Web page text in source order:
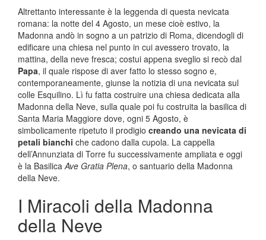
Altrettanto interessante è la leggenda di questa nevicata
romana: la notte del 4 Agosto, un mese cioè estivo, la
Madonna andò in sogno a un patrizio di Roma, dicendogli di
edificare una chiesa nel punto in cui avessero trovato, la
mattina, della neve fresca; costui appena sveglio si recò dal
Papa, il quale rispose di aver fatto lo stesso sogno e,
contemporaneamente, giunse la notizia di una nevicata sul
colle Esquilino. Lì fu fatta costruire una chiesa dedicata alla
Madonna della Neve, sulla quale poi fu costruita la basilica di
Santa Maria Maggiore dove, ogni 5 Agosto, è
simbolicamente ripetuto il prodigio creando una nevicata di
petali bianchi che cadono dalla cupola. La cappella
dell’Annunziata di Torre fu successivamente ampliata e oggi
è la BasilicaAve Gratia Plena, o santuario della Madonna
della Neve.
I Miracoli della Madonna
della Neve